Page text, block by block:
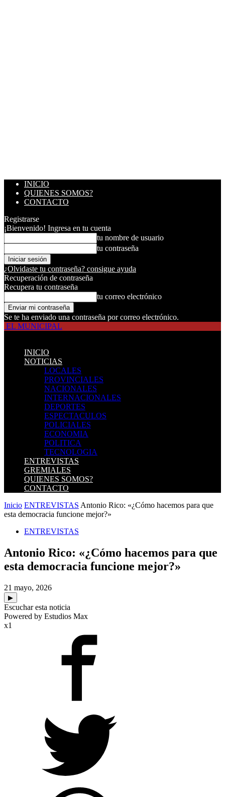
INICIO
QUIENES SOMOS?
CONTACTO
Registrarse
¡Bienvenido! Ingresa en tu cuenta
tu nombre de usuario
tu contraseña
¿Olvidaste tu contraseña? consigue ayuda
Recuperación de contraseña
Recupera tu contraseña
tu correo electrónico
Se te ha enviado una contraseña por correo electrónico.
EL MUNICIPAL
INICIO
NOTICIAS
LOCALES
PROVINCIALES
NACIONALES
INTERNACIONALES
DEPORTES
ESPECTACULOS
POLICIALES
ECONOMIA
POLITICA
TECNOLOGIA
ENTREVISTAS
GREMIALES
QUIENES SOMOS?
CONTACTO
Inicio ENTREVISTAS Antonio Rico: «¿Cómo hacemos para que
esta democracia funcione mejor?»
ENTREVISTAS
Antonio Rico: «¿Cómo hacemos para que
esta democracia funcione mejor?»
21 mayo, 2026
▶
Escuchar esta noticia
Powered by Estudios Max
x1